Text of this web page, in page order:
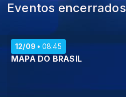
Eventos encerrados
12/09 08:45
MAPA DO BRASIL